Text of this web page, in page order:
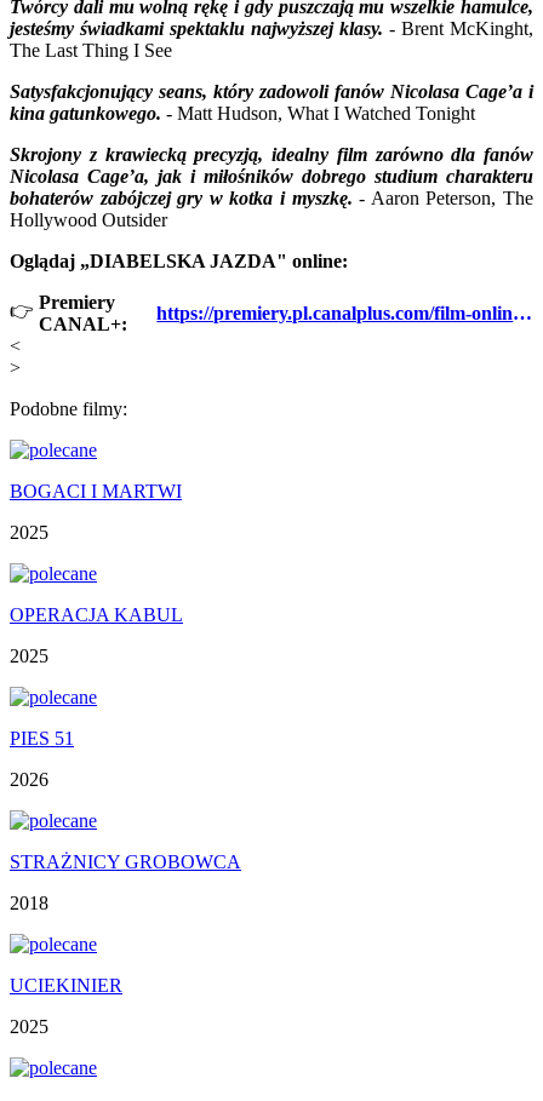
Twórcy dali mu wolną rękę i gdy puszczają mu wszelkie hamulce,
jesteśmy świadkami spektaklu najwyższej klasy. - Brent McKinght,
The Last Thing I See
Satysfakcjonujący seans, który zadowoli fanów Nicolasa Cage’a i
kina gatunkowego. - Matt Hudson, What I Watched Tonight
Skrojony z krawiecką precyzją, idealny film zarówno dla fanów
Nicolasa Cage’a, jak i miłośników dobrego studium charakteru
bohaterów zabójczej gry w kotka i myszkę. - Aaron Peterson, The
Hollywood Outsider
Oglądaj „DIABELSKA JAZDA" online:
👉 Premiery
CANAL+:
https://premiery.pl.canalplus.com/film-online/diabelska-jazda,3919
<
>
Podobne filmy:
BOGACI I MARTWI
2025
OPERACJA KABUL
2025
PIES 51
2026
STRAŻNICY GROBOWCA
2018
UCIEKINIER
2025